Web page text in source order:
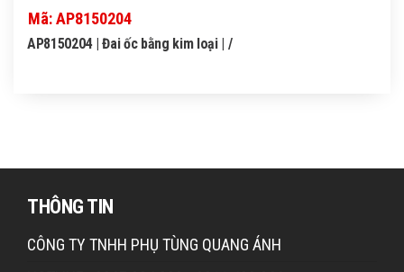
Mã: AP8150204
AP8150204 | Đai ốc bằng kim loại | /
THÔNG TIN
CÔNG TY TNHH PHỤ TÙNG QUANG ÁNH